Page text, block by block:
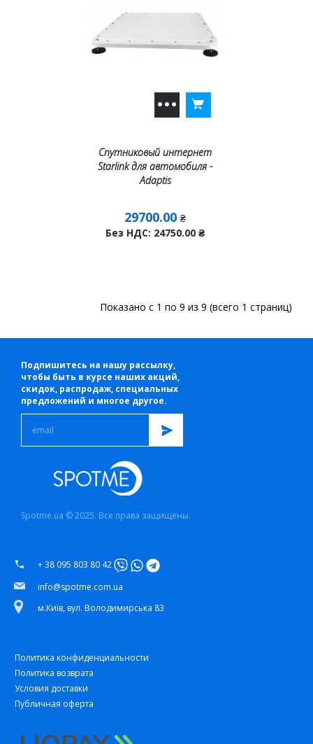
Спутниковый интернет
Starlink для автомобиля -
Adaptis
29700.00 ₴
Без НДС: 24750.00 ₴
Показано с 1 по 9 из 9 (всего 1 страниц)
Подпишитесь на нашу рассылку,
чтобы быть в курсе наших акций,
скидок, распродаж, специальных
предложений и многое другое.
Spotme.ua © 2025. Все права защищены.
+ 38 095 803 80 42
info@spotme.com.ua
м.Київ, вул. Володимирська 83
Политика конфиденциальности
Политика возврата
Условия доставки
Публичная оферта